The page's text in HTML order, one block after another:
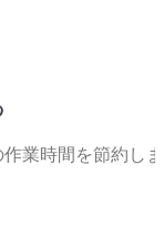
業時間を節約しま